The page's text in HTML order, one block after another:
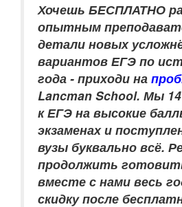
Хочешь БЕСПЛАТНО
опытным
детали новых
вариантов ЕГЭ по
года - приходи на
Lancman School. Мы
к ЕГЭ на высокие
экзаменах и
вузы буквально всё.
продолжить
вместе с нами весь
скидку после